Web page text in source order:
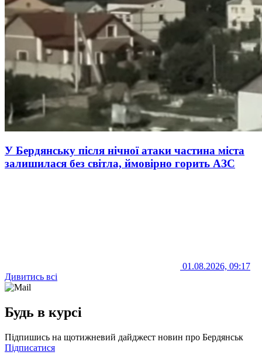
У Бердянську після нічної атаки частина міста
залишилася без світла, ймовірно горить АЗС
01.08.2026, 09:17
Дивитись всі
Будь в курсі
Підпишись на щотижневий дайджест новин про Бердянськ
Підписатися